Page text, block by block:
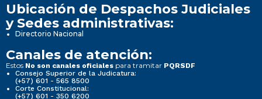
Ubicación de Despachos Judiciales
y Sedes administrativas:
Directorio Nacional
Canales de atención:
Estos No son canales oficiales para tramitar PQRSDF
Consejo Superior de la Judicatura:
(+57) 601 - 565 8500
Corte Constitucional:
(+57) 601 - 350 6200